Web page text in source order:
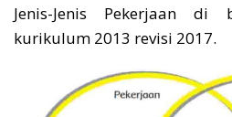
Jenis-Jenis Pekerjaan
kurikulum 2013 revisi 2017.